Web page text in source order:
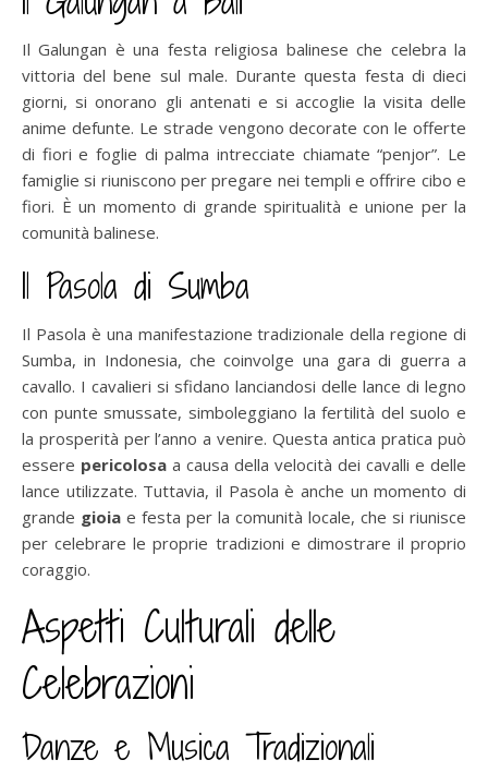
Il Galungan è una festa religiosa balinese che celebra la
vittoria del bene sul male. Durante questa festa di dieci
giorni, si onorano gli antenati e si accoglie la visita delle
anime defunte. Le strade vengono decorate con le offerte
di fiori e foglie di palma intrecciate chiamate “penjor”. Le
famiglie si riuniscono per pregare nei templi e offrire cibo e
fiori. È un momento di grande spiritualità e unione per la
comunità balinese.
Il Pasola di Sumba
Il Pasola è una manifestazione tradizionale della regione di
Sumba, in Indonesia, che coinvolge una gara di guerra a
cavallo. I cavalieri si sfidano lanciandosi delle lance di legno
con punte smussate, simboleggiano la fertilità del suolo e
la prosperità per l’anno a venire. Questa antica pratica può
essere pericolosa a causa della velocità dei cavalli e delle
lance utilizzate. Tuttavia, il Pasola è anche un momento di
grande gioia e festa per la comunità locale, che si riunisce
per celebrare le proprie tradizioni e dimostrare il proprio
coraggio.
Aspetti Culturali delle
Celebrazioni
Danze e Musica Tradizionali